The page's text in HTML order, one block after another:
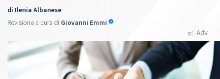
di Ilenia Albanese
Revisione a cura di Giovanni Emmi
Adv